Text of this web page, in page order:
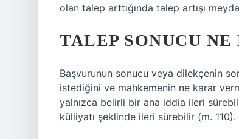
olan talep arttığında talep artışı
TALEP SONUCU NE
Başvurunun sonucu veya dilekçenin
istediğini ve mahkemenin ne karar
yalnızca belirli bir ana iddia ileri
külliyatı şeklinde ileri sürebilir (m. 110).